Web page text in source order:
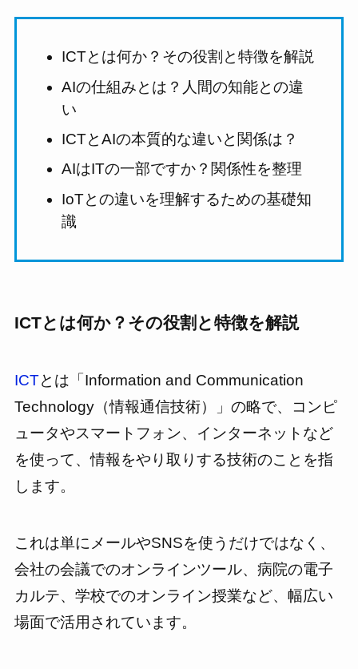
ICTとは何か？その役割と特徴を解説
AIの仕組みとは？人間の知能との違
い
ICTとAIの本質的な違いと関係は？
AIはITの一部ですか？関係性を整理
IoTとの違いを理解するための基礎知
識
ICTとは何か？その役割と特徴を解説
ICTとは「Information and Communication
Technology（情報通信技術）」の略で、コンピ
ュータやスマートフォン、インターネットなど
を使って、情報をやり取りする技術のことを指
します。
これは単にメールやSNSを使うだけではなく、
会社の会議でのオンラインツール、病院の電子
カルテ、学校でのオンライン授業など、幅広い
場面で活用されています。